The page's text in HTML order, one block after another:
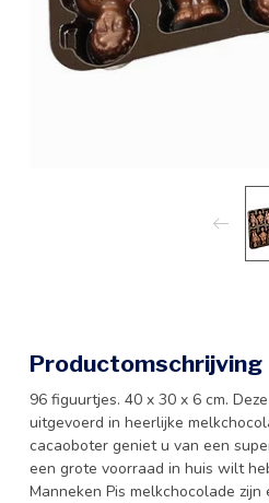
Productomschrijving
96 figuurtjes. 40 x 30 x 6 cm.
uitgevoerd in heerlijke
cacaoboter geniet u van een
een grote voorraad in huis wilt
Manneken Pis melkchocolade